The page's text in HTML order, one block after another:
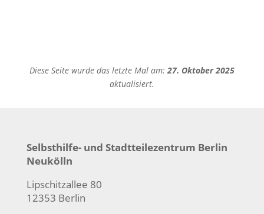
Diese Seite wurde das letzte Mal am:27. Oktober 2025
aktualisiert.
Selbsthilfe- und Stadtteilezentrum Berlin
Neukölln
Lipschitzallee 80
12353 Berlin